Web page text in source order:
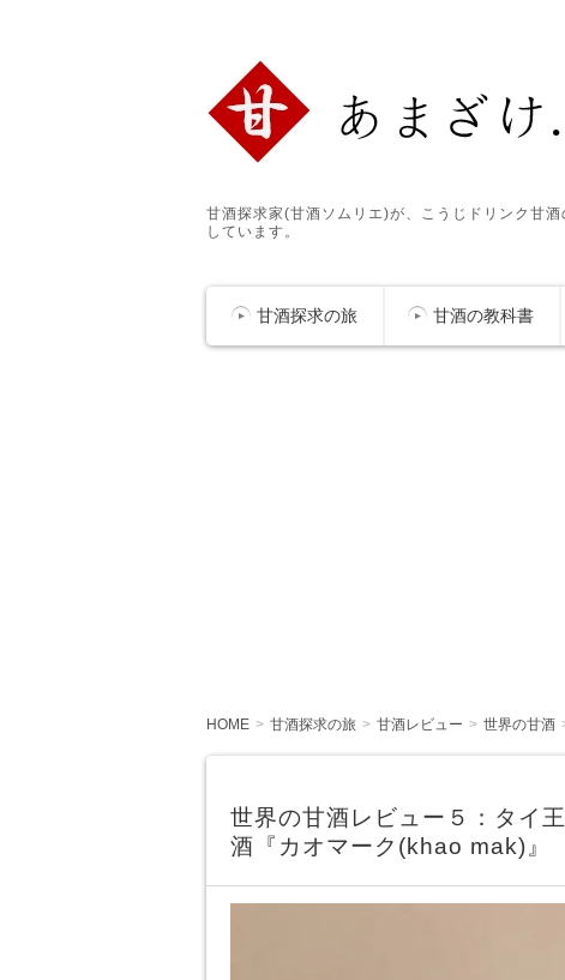
甘酒探求家(甘酒ソムリエ)が、こうじドリンク甘
しています。
甘酒探求の旅 甘酒の教科書
HOME 甘酒探求の旅 甘酒レビュー 世界の甘酒
世界の甘酒レビュー５：タイ
酒『カオマーク(khao mak)』